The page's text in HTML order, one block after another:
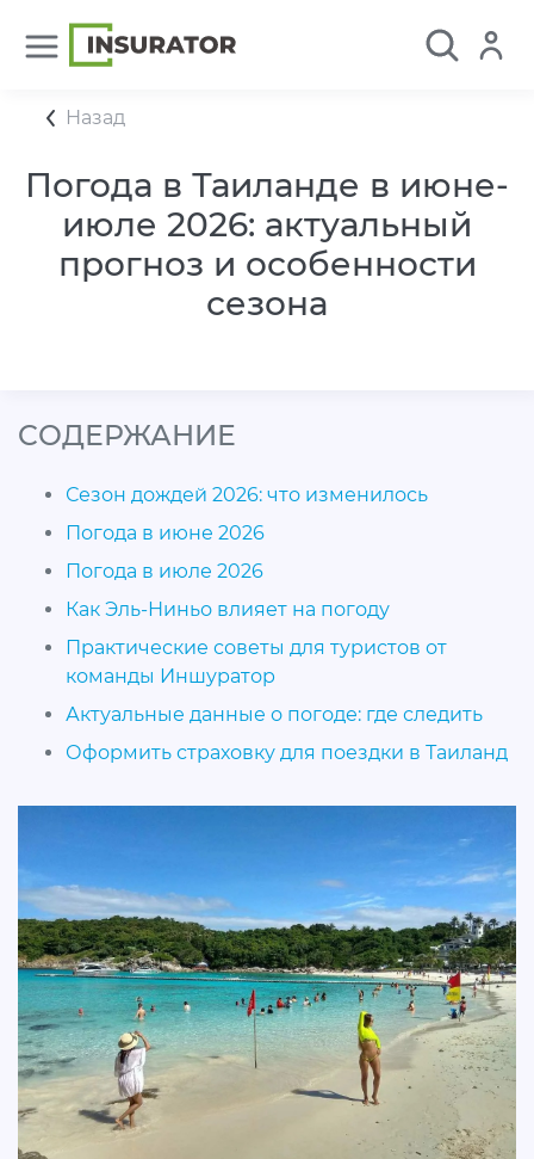
Назад
Погода в Таиланде в июне-
июле 2026: актуальный
прогноз и особенности
сезона
CОДЕРЖАНИЕ
Сезон дождей 2026: что изменилось
Погода в июне 2026
Погода в июле 2026
Как Эль-Ниньо влияет на погоду
Практические советы для туристов от
команды Иншуратор
Актуальные данные о погоде: где следить
Оформить страховку для поездки в Таиланд